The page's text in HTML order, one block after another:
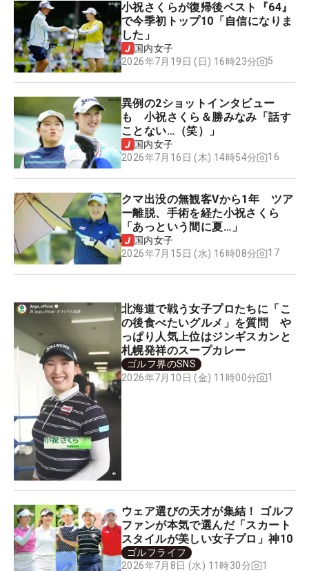
小祝さくらが復帰後ベスト『64』
で今季初トップ10「自信になりま
した」
国内女子
2026年7月19日 (日) 16時23分
5
異例の2ショットインタビュー
も 小祝さくら＆勝みなみ「話す
ことない…（笑）」
国内女子
2026年7月16日 (木) 14時54分
16
クマ出没の無観客Vから1年 ツア
ー離脱、手術を経た小祝さくら
「あっという間に夏…」
国内女子
2026年7月15日 (水) 16時08分
17
北海道で戦う女子プロたちに「こ
の後食べたいグルメ」を質問 や
っぱり人気上位はジンギスカンと
札幌発祥のスープカレー
ゴルフ界のSNS
2026年7月10日 (金) 11時00分
1
ウェア選びの天才が集結！ ゴルフ
ファンが本気で選んだ「スカート
スタイルが美しい女子プロ」神10
ゴルフライフ
2026年7月8日 (水) 11時30分
1